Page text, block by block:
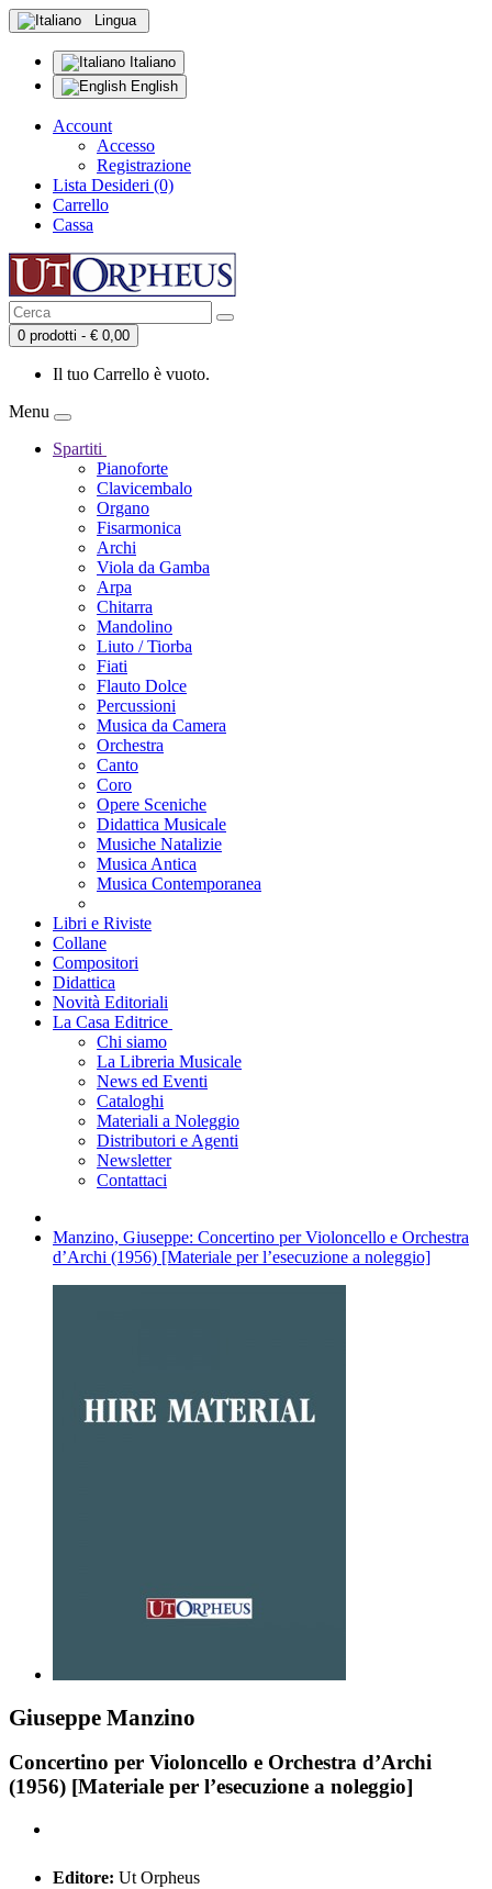
Lingua
Italiano
English
Account
Accesso
Registrazione
Lista Desideri (0)
Carrello
Cassa
0 prodotti - € 0,00
Il tuo Carrello è vuoto.
Menu
Spartiti
Pianoforte
Clavicembalo
Organo
Fisarmonica
Archi
Viola da Gamba
Arpa
Chitarra
Mandolino
Liuto / Tiorba
Fiati
Flauto Dolce
Percussioni
Musica da Camera
Orchestra
Canto
Coro
Opere Sceniche
Didattica Musicale
Musiche Natalizie
Musica Antica
Musica Contemporanea
Libri e Riviste
Collane
Compositori
Didattica
Novità Editoriali
La Casa Editrice
Chi siamo
La Libreria Musicale
News ed Eventi
Cataloghi
Materiali a Noleggio
Distributori e Agenti
Newsletter
Contattaci
Manzino, Giuseppe: Concertino per Violoncello e Orchestra
d’Archi (1956) [Materiale per l’esecuzione a noleggio]
Giuseppe Manzino
Concertino per Violoncello e Orchestra d’Archi
(1956) [Materiale per l’esecuzione a noleggio]
Editore: Ut Orpheus